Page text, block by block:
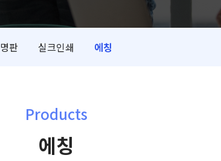
명판 실크인쇄 에칭
Products
에칭